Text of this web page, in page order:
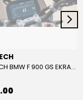
AEL-TECH BMW F 900 GS EKRAN/GÖSTERGE KORUYUCU 2024-2025